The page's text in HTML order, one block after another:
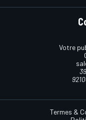
Votre
Termes &